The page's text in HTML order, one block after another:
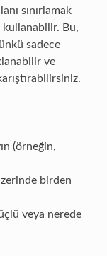
sınırlamak
kullanabilir. Bu,
sadece
ve
(örneğin,
birden
veya nerede